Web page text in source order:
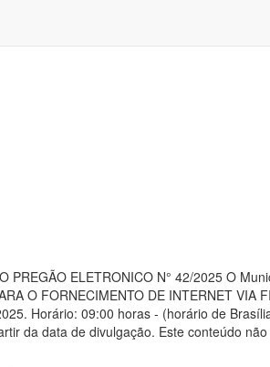
PREGÃO ELETRONICO N° 42/2025 O
O FORNECIMENTO DE INTERNET VIA
Horário: 09:00 horas - (horário de
da data de divulgação. Este conteúdo